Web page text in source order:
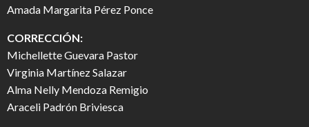
Amada Margarita Pérez Ponce
CORRECCIÓN:
Michellette Guevara Pastor
Virginia Martínez Salazar
Alma Nelly Mendoza Remigio
Araceli Padrón Briviesca